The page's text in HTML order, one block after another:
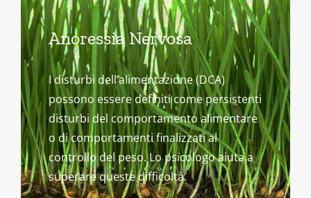
Anoressia Nervosa
I disturbi dell’alimentazione (DCA)
possono essere definiti come persistenti
disturbi del comportamento alimentare
o di comportamenti finalizzati al
controllo del peso. Lo psicologo aiuta a
superare queste difficoltà.